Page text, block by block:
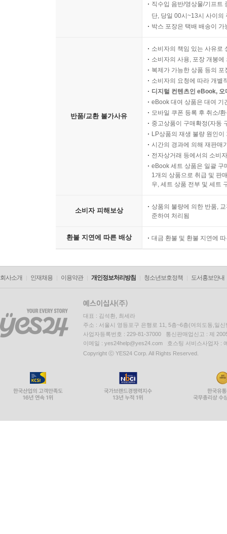
직수입 음반/영상물/기프트
단, 당일 00시~13시 사이의
박스 포장은 택배 배송이
반품/교환 불가사유
소비자의 책임 있는 사유로
소비자의 사용, 포장 개봉
복제가 가능한 상품 등의
소비자의 요청에 따라 개별
디지털 컨텐츠인 eBook,
eBook 대여 상품은 대여 기
모바일 쿠폰 등록 후 취소/
중고상품이 구매확정(자동
LP상품의 재생 불량 원인
시간의 경과에 의해 재판매
전자상거래 등에서의 소비
eBook 세트 상품은 일괄 구
1개의 상품으로 취급 및 판
우, 세트 상품 전부 및 세트
소비자 피해보상
상품의 불량에 의한 반품,
준하여 처리됨
환불 지연에 따른 배상 대금 환불 및 환불 지연에
회사소개 인재채용 이용약관 개인정보처리방침 청소년보호정책 도서홍보안내
대표 : 김석환, 최세라
주소 : 서울시 영등포구 은행로 11, 5층~6층(여의도동,일신
사업자등록번호 : 229-81-37000 통신판매업신고 : 제
이메일 : yes24help@yes24.com 호스팅 서비스사업자 :
Copyright ⓒ YES24 Corp. All Rights Reserved.